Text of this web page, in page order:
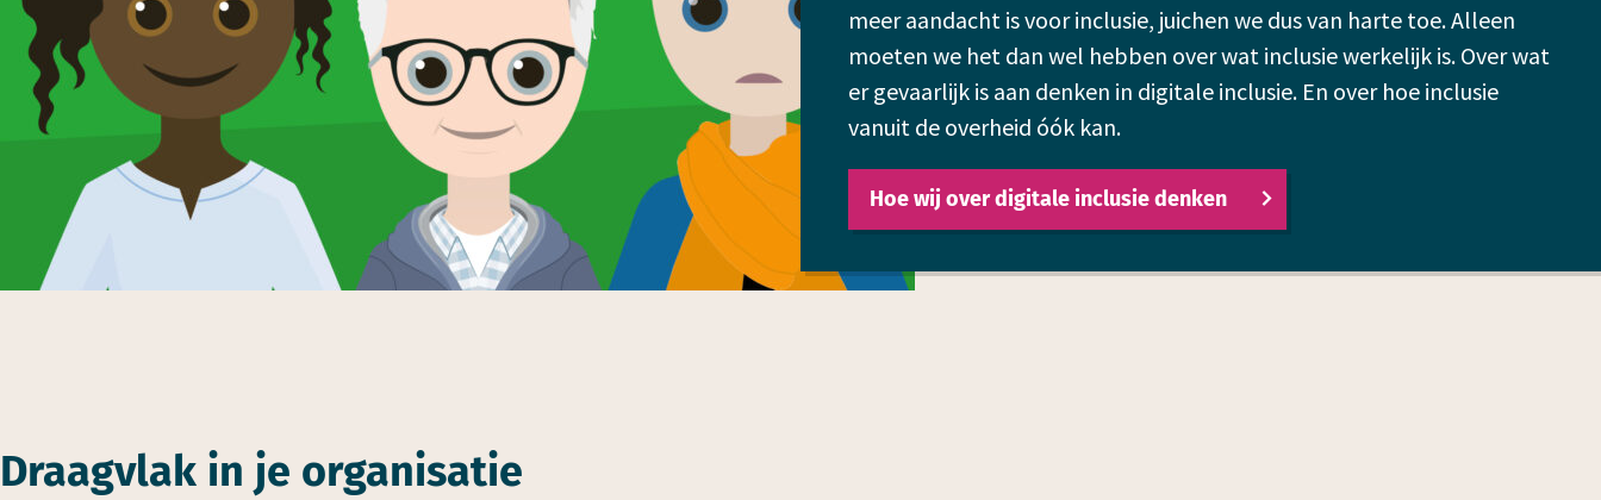
meer aandacht is voor inclusie, juichen we dus van harte toe. Alleen
moeten we het dan wel hebben over wat inclusie werkelijk is. Over wat
er gevaarlijk is aan denken in digitale inclusie. En over hoe inclusie
vanuit de overheid óók kan.
Hoe wij over digitale inclusie denken
Draagvlak in je organisatie